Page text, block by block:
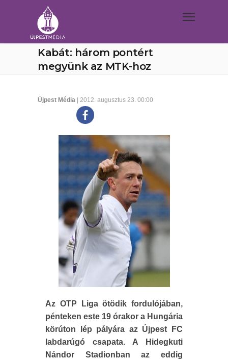
Kabát: három pontért
megyünk az MTK-hoz
Újpest Média | 2012. augusztus 23. 00:00
Az OTP Liga ötödik fordulójában,
pénteken este 19 órakor a Hungária
körúton lép pályára az Újpest FC
labdarúgó csapata. A Hidegkuti
Nándor Stadionban az eddig